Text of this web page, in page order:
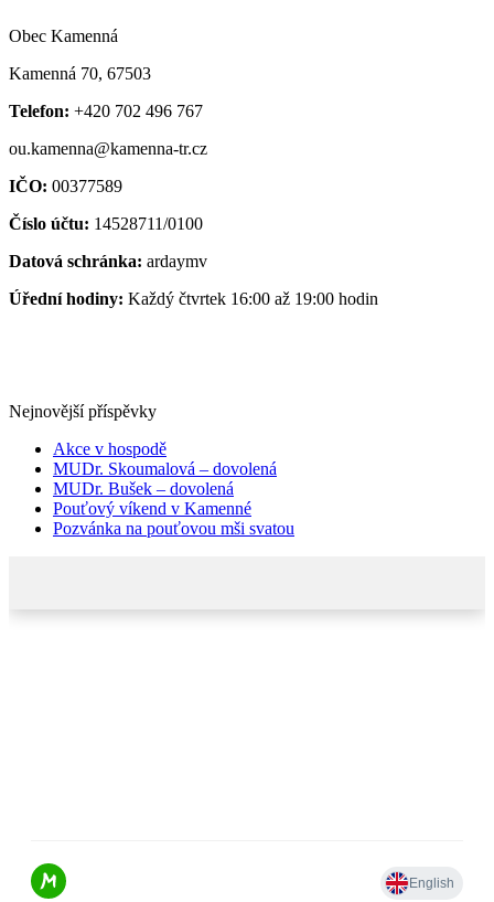
Obec Kamenná
Kamenná 70, 67503
Telefon: +420 702 496 767
ou.kamenna@kamenna-tr.cz
IČO: 00377589
Číslo účtu: 14528711/0100
Datová schránka: ardaymv
Úřední hodiny: Každý čtvrtek 16:00 až 19:00 hodin
Nejnovější příspěvky
Akce v hospodě
MUDr. Skoumalová – dovolená
MUDr. Bušek – dovolená
Pouťový víkend v Kamenné
Pozvánka na pouťovou mši svatou